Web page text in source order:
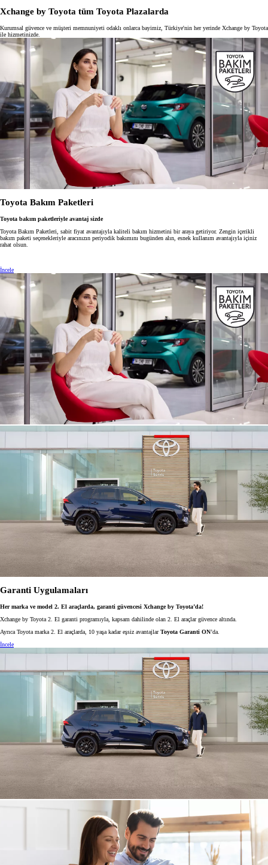
Xchange by Toyota tüm Toyota Plazalarda
Kurumsal güvence ve müşteri memnuniyeti odaklı onlarca bayimiz, Türkiye'nin her yerinde Xchange by Toyota
ile hizmetinizde.
Toyota Bakım Paketleri
Toyota bakım paketleriyle avantaj sizde
Toyota Bakım Paketleri, sabit fiyat avantajıyla kaliteli bakım hizmetini bir araya getiriyor. Zengin içerikli
bakım paketi seçenekleriyle aracınızın periyodik bakımını bugünden alın, esnek kullanım avantajıyla içiniz
rahat olsun.
İncele
Garanti Uygulamaları
Her marka ve model 2. El araçlarda, garanti güvencesi Xchange by Toyota’da!
Xchange by Toyota 2. El garanti programıyla, kapsam dahilinde olan 2. El araçlar güvence altında.
Ayrıca Toyota marka 2. El araçlarda, 10 yaşa kadar eşsiz avantajlarToyota Garanti ON’da.
İncele